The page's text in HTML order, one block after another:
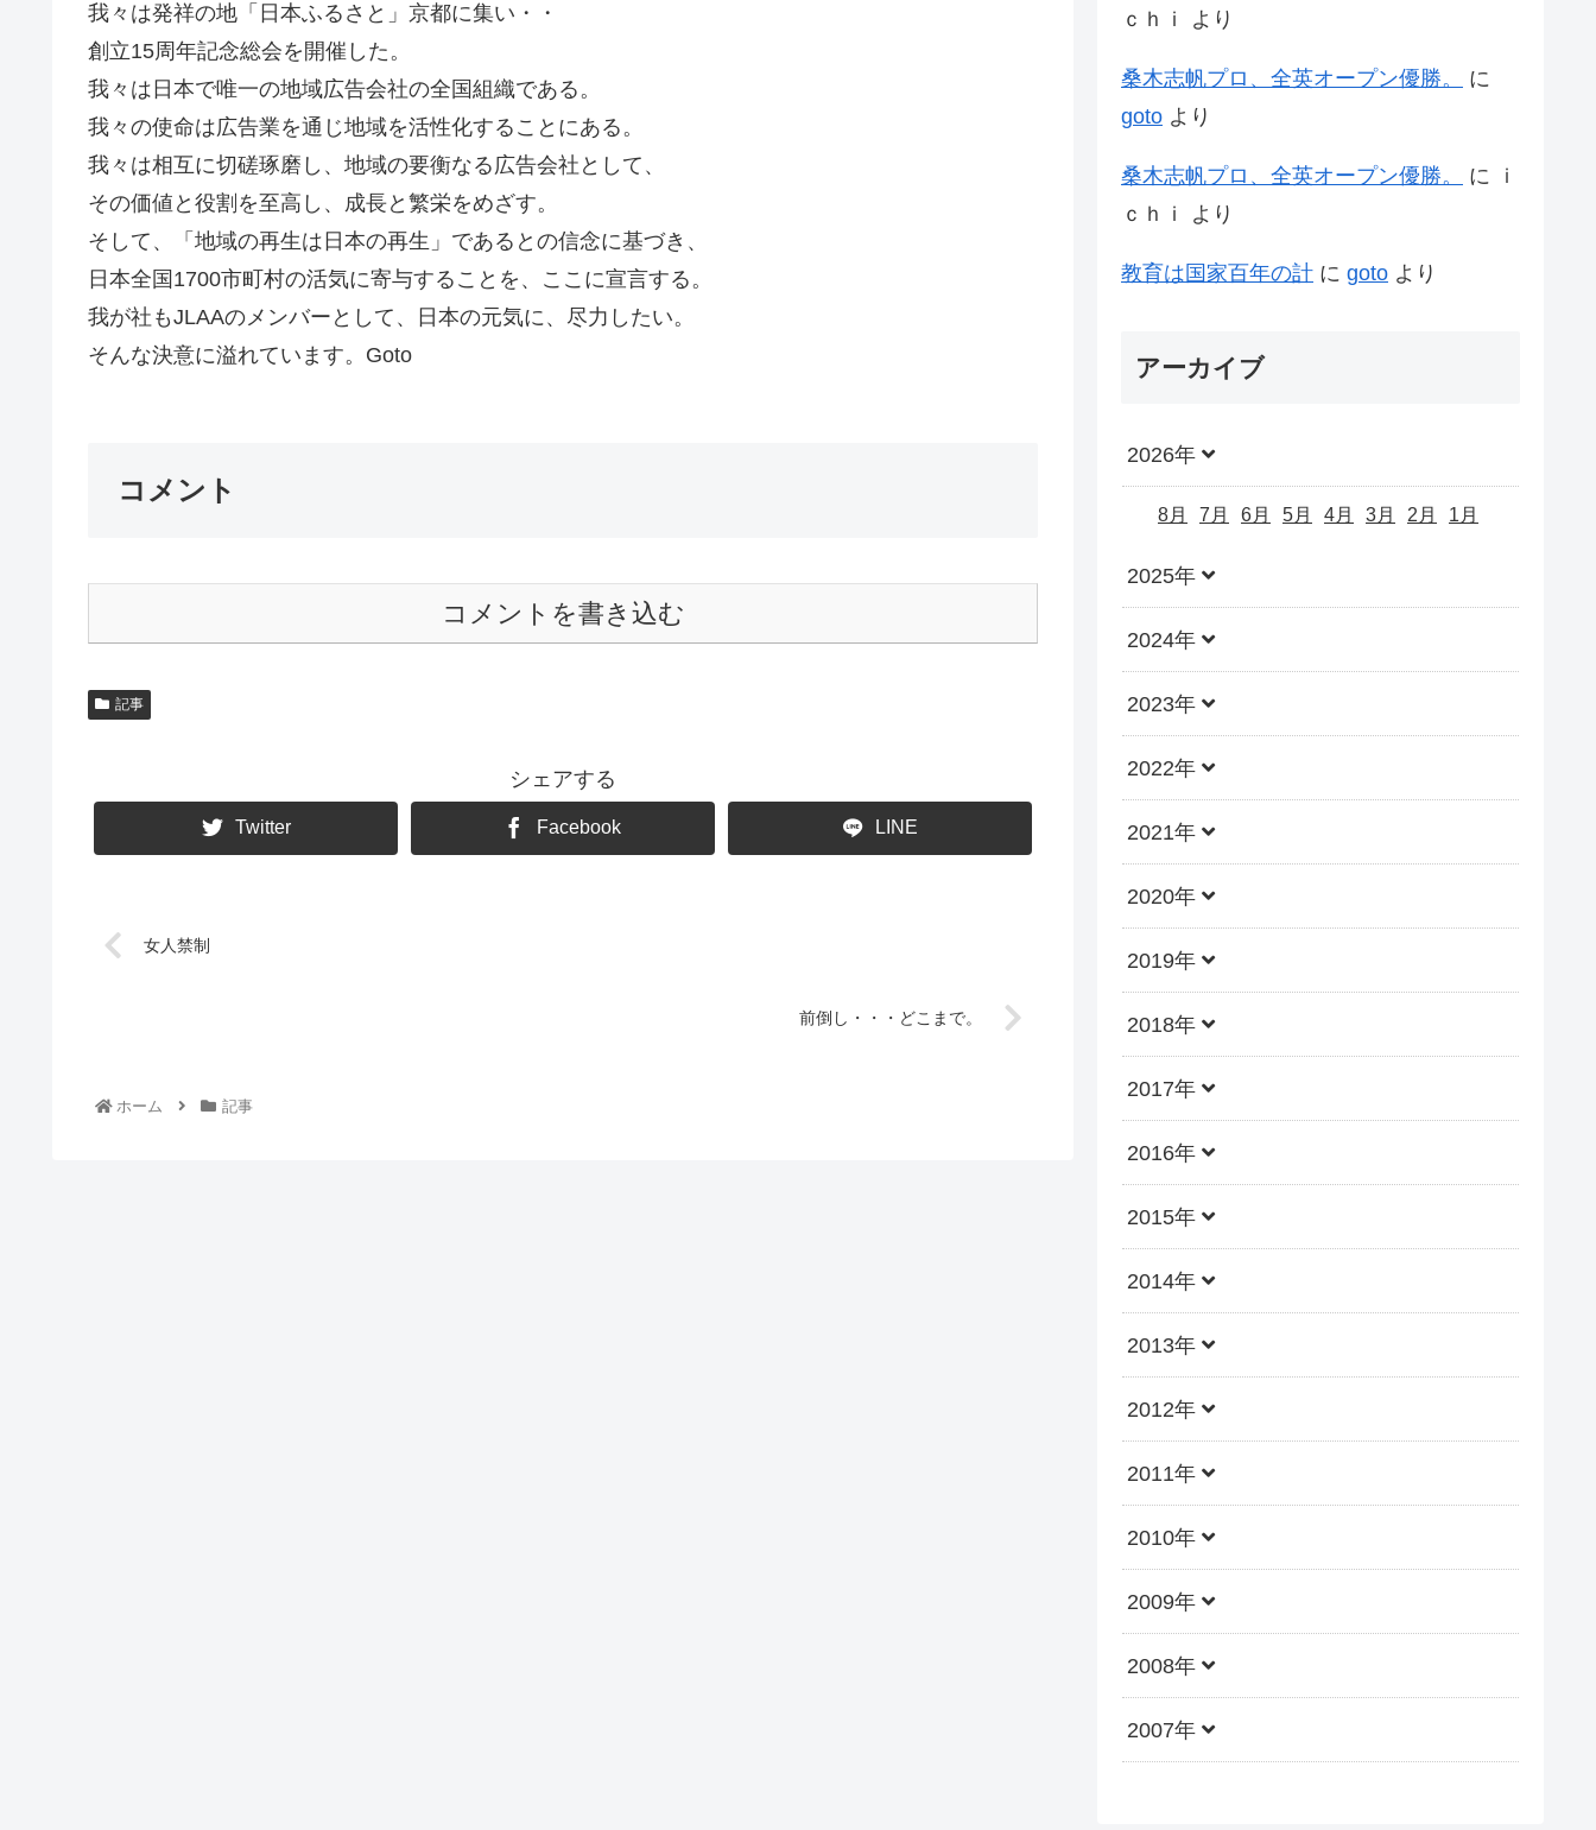
我々は発祥の地「日本ふるさと」京都に集い・・
創立15周年記念総会を開催した。
我々は日本で唯一の地域広告会社の全国組織である。
我々の使命は広告業を通じ地域を活性化することにある。
我々は相互に切磋琢磨し、地域の要衡なる広告会社として、
その価値と役割を至高し、成長と繁栄をめざす。
そして、「地域の再生は日本の再生」であるとの信念に基づき、
日本全国1700市町村の活気に寄与することを、ここに宣言する。
我が社もJLAAのメンバーとして、日本の元気に、尽力したい。
そんな決意に溢れています。Goto
コメント
コメントを書き込む
記事
シェアする
Twitter Facebook LINE
女人禁制
前倒し・・・どこまで。
ホーム 記事
ｃｈｉ
より
桑木志帆プロ、全英オープン優勝。
に
goto より
桑木志帆プロ、全英オープン優勝。 に
ｉ
ｃｈｉ
より
教育は国家百年の計 に goto より
アーカイブ
2026年
8月 7月 6月 5月 4月 3月 2月 1月
2025年
2024年
2023年
2022年
2021年
2020年
2019年
2018年
2017年
2016年
2015年
2014年
2013年
2012年
2011年
2010年
2009年
2008年
2007年